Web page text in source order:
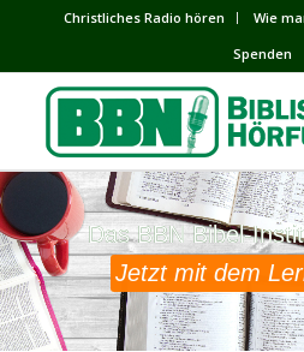
Сhristliches Radio hören
Wie
Spenden
Das BBN Bibel-
Das BBN Bibel-
Jetzt mit dem